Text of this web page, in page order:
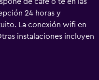
24 horas y
La conexión wifi en
instalaciones incluyen
6 Williams, AZ – Historic
con acceso por pasillos